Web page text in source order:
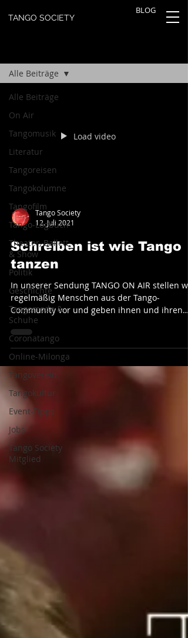
BLOG
TANGO SOCIETY
Alle Beiträge
On Air
Tangomusik
Literatur
Tangoreisen
Tangokolumne
Tangofilm
Tango-Logbuch
Theater, Ballett
& Show
Politik
Geschichte
Tangomode &
Schuhe
Coronatango
Online-Milonga
Tangoverein
Tangokultur
Event-Tipps
Jobs
Tango Society
Mitglied
Alle Beiträge
Load video
Tango Society
12. Juli 2021
Schreiben ist wie Tango
tanzen
In unserer Sendung TANGO ON AIR stellen wir
regelmäßig Menschen aus der Tango-
Community vor und geben ihnen und ihren
Projekten eine...